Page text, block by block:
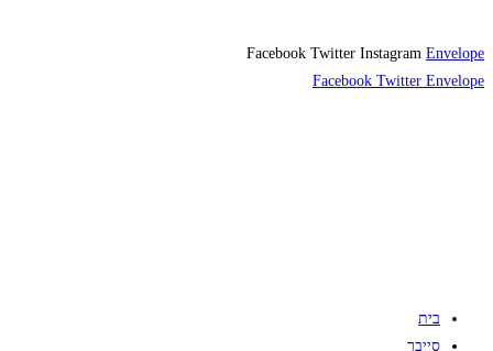
Facebook Twitter Instagram Envelope
Facebook Twitter Envelope
בית
סייבר